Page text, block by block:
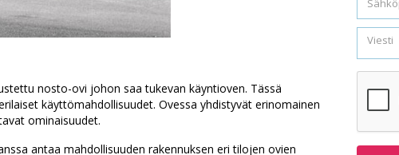
nosto-ovi johon saa tukevan käyntioven. Tässä
käyttömahdollisuudet. Ovessa yhdistyvät erinomainen
ominaisuudet.
antaa mahdollisuuden rakennuksen eri tilojen ovien